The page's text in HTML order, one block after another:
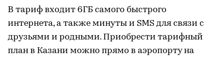
В тариф входит 6ГБ самого быстрого
интернета, а также минуты и SMS для связи с
друзьями и родными. Приобрести тарифный
план в Казани можно прямо в аэропорту на